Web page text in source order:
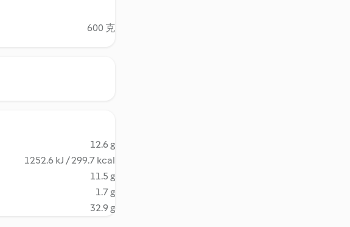
600 克
12.6 g
1252.6 kJ / 299.7 kcal
11.5 g
1.7 g
32.9 g